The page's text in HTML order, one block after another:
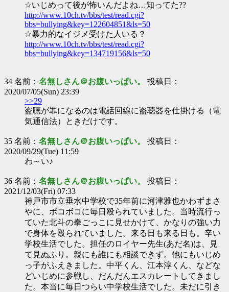
☆いじめって後が怖いんだよね…知ってた??
http://www.10ch.tv/bbs/test/read.cgi?
bbs=bullying&key=122604851&ls=50
☆暴力的なイジメ受けた人いる？
http://www.10ch.tv/bbs/test/read.cgi?
bbs=bullying&key=134719156&ls=50
34 名前： 名無しさん＠お腹いっぱい。 投稿日：
2020/07/05(Sun) 23:39
>>29
盗聴が罪になるのは電話回線に盗聴器を仕掛ける（電
気通信法）ときだけです。
35 名前： 名無しさん＠お腹いっぱい。 投稿日：
2020/09/29(Tue) 11:59
わ～い♪
36 名前： 名無しさん＠お腹いっぱい。 投稿日：
2021/12/03(Fri) 07:33
神戸市市立垂水中学校で35年前に河津雅也かわずまさ
やに、ボコボコに毎日殴られていました。当時流行っ
ていた北斗の拳ごっこに見せかけて、かなりの強い力
で身体を殴られていました。来る日も来る日も。辛い
学校生活でした。担任のロイヤー先生(あだ名)は、見
て見ぬふり。親にも誰にも相談できず。他にもいじめ
っ子がふえきました。中平くん、江本淳くん、などな
どいじめに参戦し、だんだんエスカレートしてきまし
た。本当に毎日つらい中学校生活でした。未だに引き